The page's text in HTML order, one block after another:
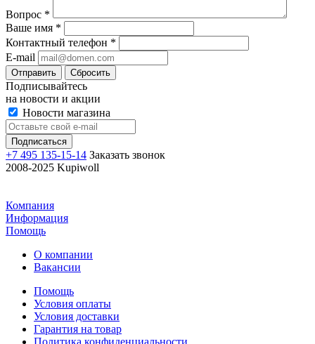
Вопрос *
Ваше имя *
Контактный телефон *
E-mail
Отправить Сбросить
Подписывайтесь
на новости и акции
Новости магазина
+7 495 135-15-14 Заказать звонок
2008-2025 Kupiwoll
Компания
Информация
Помощь
О компании
Вакансии
Помощь
Условия оплаты
Условия доставки
Гарантия на товар